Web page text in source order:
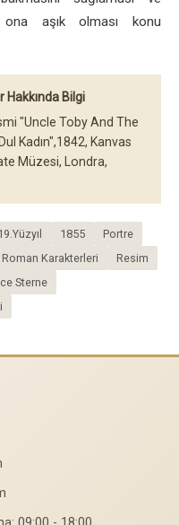
aşık olması konu
Hakkında Bilgi
"Uncle Toby And The
Kadın",1842, Kanvas
Müzesi, Londra,
1855
Portre
Roman Karakterleri
Resim
Sterne